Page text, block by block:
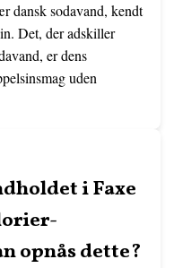
dansk sodavand, kendt
Det, der adskiller
er dens
uden
i Faxe
opnås dette?